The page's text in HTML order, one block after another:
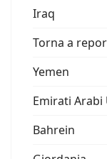
Iraq
Torna a
Yemen
Emirati Arabi
Bahrein